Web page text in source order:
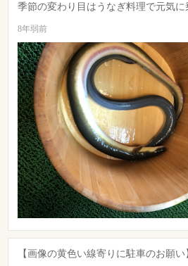
季節の変わり目はうなぎ料理で元気に
8年弱前
【画像の黄色い線寄りに駐車のお願い